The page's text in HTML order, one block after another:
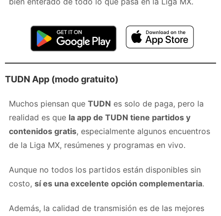
TUDN App (modo gratuito)
Muchos piensan que TUDN es solo de paga, pero la
realidad es que la app de TUDN tiene partidos y
contenidos gratis, especialmente algunos encuentros
de la Liga MX, resúmenes y programas en vivo.
Aunque no todos los partidos están disponibles sin
costo, sí es una excelente opción complementaria.
Además, la calidad de transmisión es de las mejores